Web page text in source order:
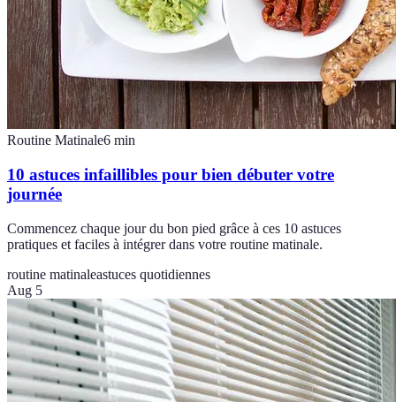
Routine Matinale6 min
10 astuces infaillibles pour bien débuter votre
journée
Commencez chaque jour du bon pied grâce à ces 10 astuces
pratiques et faciles à intégrer dans votre routine matinale.
routine matinaleastuces quotidiennes
Aug 5